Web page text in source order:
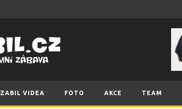
ZABIL VIDEA FOTO AKCE TEAM